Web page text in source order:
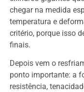
chegar na medida
temperatura e
critério, porque isso
finais.
Depois vem o
ponto importante: a
resistência,